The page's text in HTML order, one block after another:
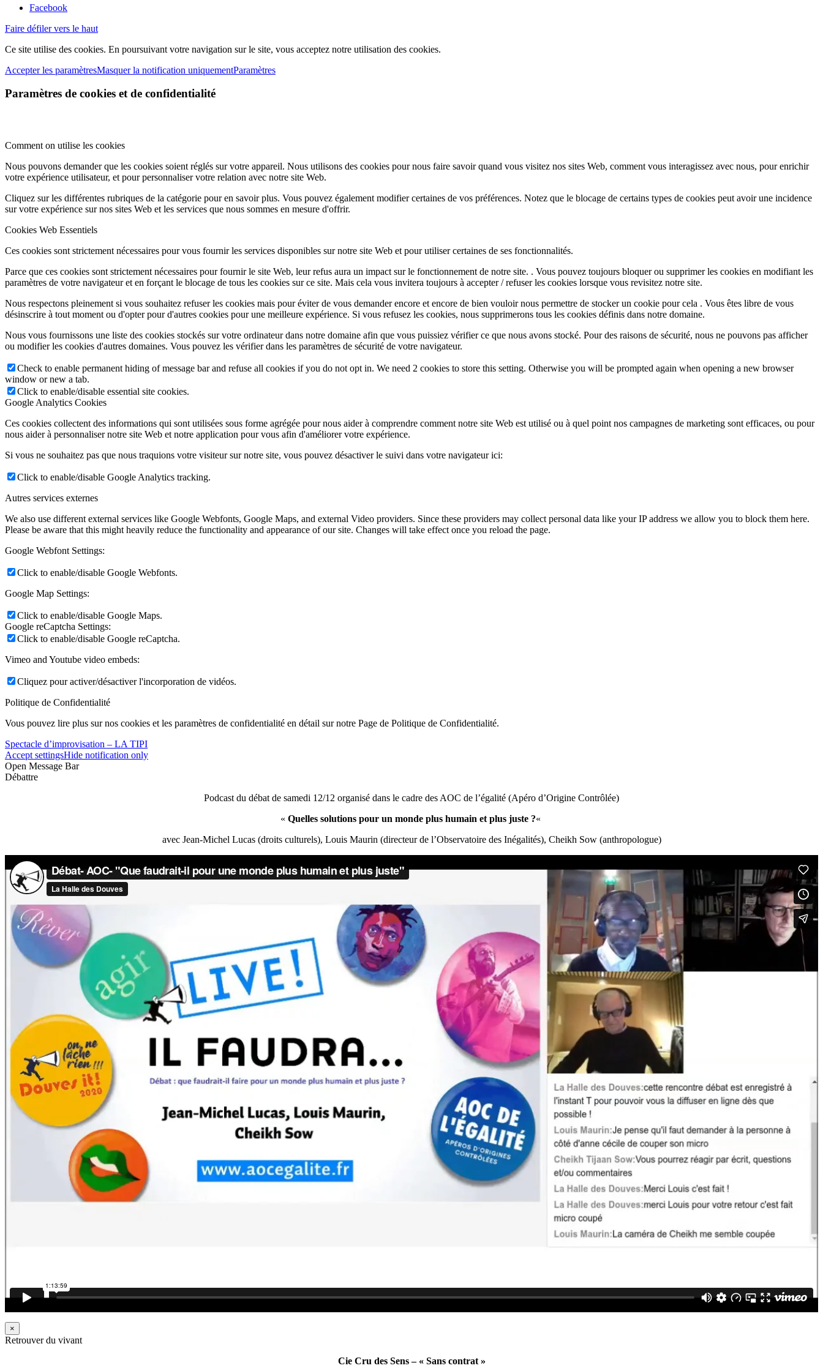
Facebook
Faire défiler vers le haut
Ce site utilise des cookies. En poursuivant votre navigation sur le site, vous acceptez notre utilisation des cookies.
Accepter les paramètresMasquer la notification uniquementParamètres
Paramètres de cookies et de confidentialité
Comment on utilise les cookies
Nous pouvons demander que les cookies soient réglés sur votre appareil. Nous utilisons des cookies pour nous faire savoir quand vous visitez nos sites Web, comment vous interagissez avec nous, pour enrichir
votre expérience utilisateur, et pour personnaliser votre relation avec notre site Web.
Cliquez sur les différentes rubriques de la catégorie pour en savoir plus. Vous pouvez également modifier certaines de vos préférences. Notez que le blocage de certains types de cookies peut avoir une incidence
sur votre expérience sur nos sites Web et les services que nous sommes en mesure d'offrir.
Cookies Web Essentiels
Ces cookies sont strictement nécessaires pour vous fournir les services disponibles sur notre site Web et pour utiliser certaines de ses fonctionnalités.
Parce que ces cookies sont strictement nécessaires pour fournir le site Web, leur refus aura un impact sur le fonctionnement de notre site. . Vous pouvez toujours bloquer ou supprimer les cookies en modifiant les
paramètres de votre navigateur et en forçant le blocage de tous les cookies sur ce site. Mais cela vous invitera toujours à accepter / refuser les cookies lorsque vous revisitez notre site.
Nous respectons pleinement si vous souhaitez refuser les cookies mais pour éviter de vous demander encore et encore de bien vouloir nous permettre de stocker un cookie pour cela . Vous êtes libre de vous
désinscrire à tout moment ou d'opter pour d'autres cookies pour une meilleure expérience. Si vous refusez les cookies, nous supprimerons tous les cookies définis dans notre domaine.
Nous vous fournissons une liste des cookies stockés sur votre ordinateur dans notre domaine afin que vous puissiez vérifier ce que nous avons stocké. Pour des raisons de sécurité, nous ne pouvons pas afficher
ou modifier les cookies d'autres domaines. Vous pouvez les vérifier dans les paramètres de sécurité de votre navigateur.
Check to enable permanent hiding of message bar and refuse all cookies if you do not opt in. We need 2 cookies to store this setting. Otherwise you will be prompted again when opening a new browser
window or new a tab.
Click to enable/disable essential site cookies.
Google Analytics Cookies
Ces cookies collectent des informations qui sont utilisées sous forme agrégée pour nous aider à comprendre comment notre site Web est utilisé ou à quel point nos campagnes de marketing sont efficaces, ou pour
nous aider à personnaliser notre site Web et notre application pour vous afin d'améliorer votre expérience.
Si vous ne souhaitez pas que nous traquions votre visiteur sur notre site, vous pouvez désactiver le suivi dans votre navigateur ici:
Click to enable/disable Google Analytics tracking.
Autres services externes
We also use different external services like Google Webfonts, Google Maps, and external Video providers. Since these providers may collect personal data like your IP address we allow you to block them here.
Please be aware that this might heavily reduce the functionality and appearance of our site. Changes will take effect once you reload the page.
Google Webfont Settings:
Click to enable/disable Google Webfonts.
Google Map Settings:
Click to enable/disable Google Maps.
Google reCaptcha Settings:
Click to enable/disable Google reCaptcha.
Vimeo and Youtube video embeds:
Cliquez pour activer/désactiver l'incorporation de vidéos.
Politique de Confidentialité
Vous pouvez lire plus sur nos cookies et les paramètres de confidentialité en détail sur notre Page de Politique de Confidentialité.
Spectacle d’improvisation – LA TIPI
Accept settingsHide notification only
Open Message Bar
Débattre
Podcast du débat de samedi 12/12 organisé dans le cadre des AOC de l’égalité (Apéro d’Origine Contrôlée)
« Quelles solutions pour un monde plus humain et plus juste ?«
avec Jean-Michel Lucas (droits culturels), Louis Maurin (directeur de l’Observatoire des Inégalités), Cheikh Sow (anthropologue)
×
Retrouver du vivant
Cie Cru des Sens – « Sans contrat »